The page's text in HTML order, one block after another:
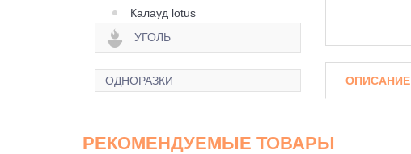
Калауд lotus
УГОЛЬ
ОДНОРАЗКИ ОПИСАНИЕ
РЕКОМЕНДУЕМЫЕ ТОВАРЫ